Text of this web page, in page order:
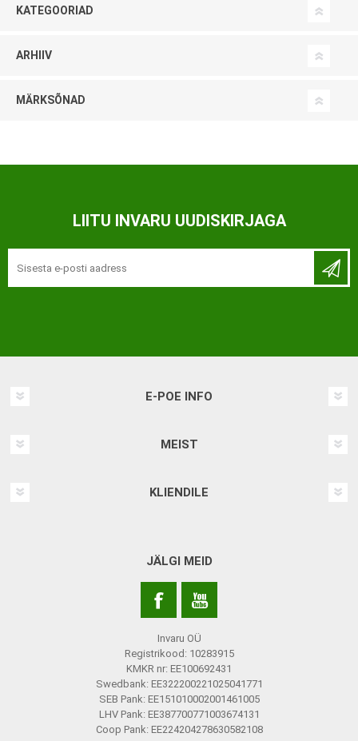
KATEGOORIAD
ARHIIV
MÄRKSÕNAD
LIITU INVARU UUDISKIRJAGA
E-POE INFO
MEIST
KLIENDILE
JÄLGI MEID
Invaru OÜ
Registrikood: 10283915
KMKR nr: EE100692431
Swedbank: EE322200221025041771
SEB Pank: EE151010002001461005
LHV Pank: EE387700771003674131
Coop Pank: EE224204278630582108